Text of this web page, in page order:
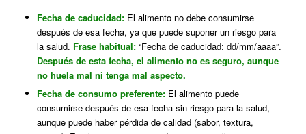
Fecha de caducidad:El alimento no debe consumirse
después de esa fecha, ya que puede suponer un riesgo para
la salud. Frase habitual:“Fecha de caducidad: dd/mm/aaaa”.
Después de esta fecha, el alimento no es seguro, aunque
no huela mal ni tenga mal aspecto.
Fecha de consumo preferente:El alimento puede
consumirse después de esa fecha sin riesgo para la salud,
aunque puede haber pérdida de calidad (sabor, textura,